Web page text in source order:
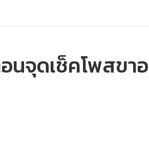
นจุดเช็คโพสขา